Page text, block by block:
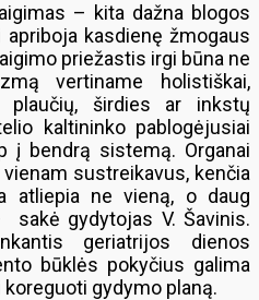
– kita dažna blogos
kasdienę žmogaus
priežastis irgi būna ne
vertiname holistiškai,
plaučių, širdies ar inkstų
kaltininko pablogėjusiai
į bendrą sistemą. Organai
sustreikavus, kenčia
atliepia ne vieną, o daug
sakė gydytojas V. Šavinis.
geriatrijos dienos
būklės pokyčius galima
gydymo planą.